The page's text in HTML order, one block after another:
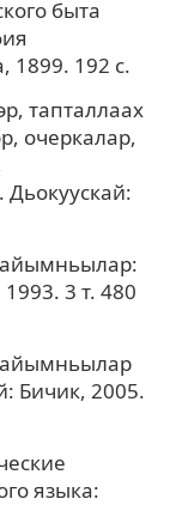
быта
1899. 192 с.
тапталлаах
очеркалар,
Дьокуускай:
3 т. 480
Бичик, 2005.
языка: